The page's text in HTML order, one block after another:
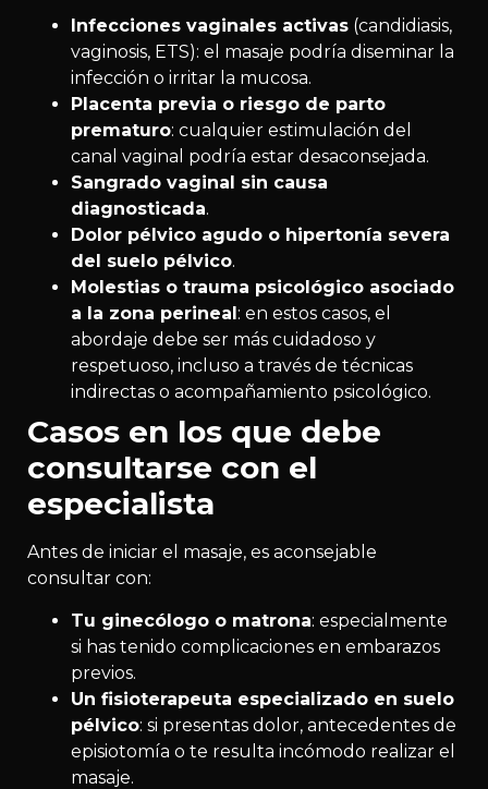
Infecciones vaginales activas (candidiasis,
vaginosis, ETS): el masaje podría diseminar la
infección o irritar la mucosa.
Placenta previa o riesgo de parto
prematuro: cualquier estimulación del
canal vaginal podría estar desaconsejada.
Sangrado vaginal sin causa
diagnosticada.
Dolor pélvico agudo o hipertonía severa
del suelo pélvico.
Molestias o trauma psicológico asociado
a la zona perineal : en estos casos, el
abordaje debe ser más cuidadoso y
respetuoso, incluso a través de técnicas
indirectas o acompañamiento psicológico.
Casos en los que debe
consultarse con el
especialista
Antes de iniciar el masaje, es aconsejable
consultar con:
Tu ginecólogo o matrona: especialmente
si has tenido complicaciones en embarazos
previos.
Un fisioterapeuta especializado en suelo
pélvico: si presentas dolor, antecedentes de
episiotomía o te resulta incómodo realizar el
masaje.